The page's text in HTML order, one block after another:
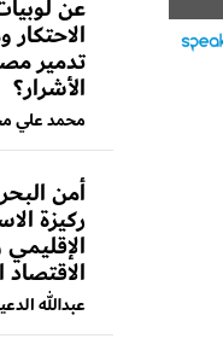
عن
تدمير
الأشرار؟
محمد علي
أمن
ركيزة
عبدالله